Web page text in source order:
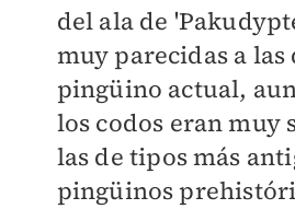
del ala de
muy parecidas a las
pingüino actual,
los codos eran muy
las de tipos más
pingüinos